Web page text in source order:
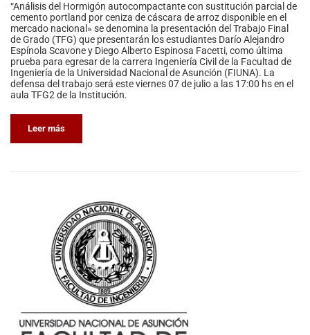
“Análisis del Hormigón autocompactante con sustitución parcial de
cemento portland por ceniza de cáscara de arroz disponible en el
mercado nacional» se denomina la presentación del Trabajo Final
de Grado (TFG) que presentarán los estudiantes Darío Alejandro
Espínola Scavone y Diego Alberto Espinosa Facetti, como última
prueba para egresar de la carrera Ingeniería Civil de la Facultad de
Ingeniería de la Universidad Nacional de Asunción (FIUNA). La
defensa del trabajo será este viernes 07 de julio a las 17:00 hs en el
aula TFG2 de la Institución.
Leer más